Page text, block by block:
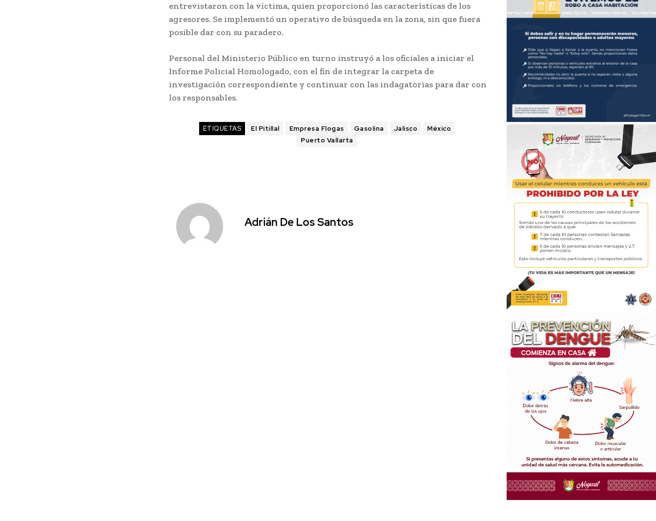
entrevistaron con la víctima, quien proporcionó las características de los
agresores. Se implementó un operativo de búsqueda en la zona, sin que fuera
posible dar con su paradero.
Personal del Ministerio Público en turno instruyó a los oficiales a iniciar el
Informe Policial Homologado, con el fin de integrar la carpeta de
investigación correspondiente y continuar con las indagatorias para dar con
los responsables.
ETIQUETAS El Pitillal Empresa Flogas Gasolina Jalisco
México
Puerto Vallarta
Adrián De Los Santos